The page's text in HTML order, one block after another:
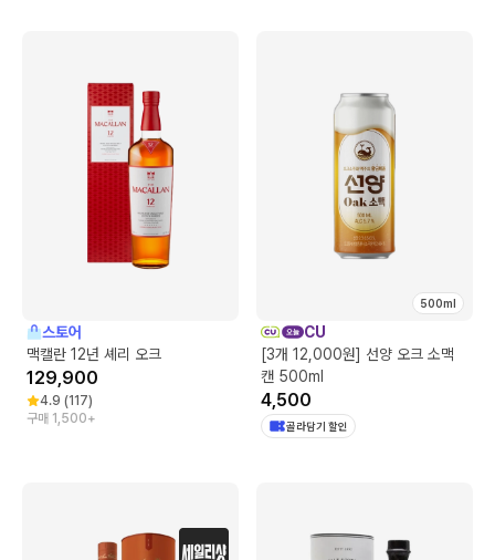
스토어
맥캘란 12년 셰리 오크
129,900
4.9 (117)
구매 1,500+
500ml
CU
[3개 12,000원] 선양 오크 소맥
캔 500ml
4,500
골라담기 할인